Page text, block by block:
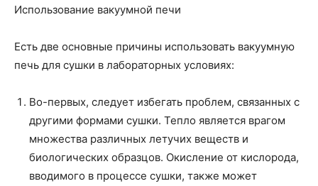
Использование вакуумной печи
Есть две основные причины использовать вакуумную
печь для сушки в лабораторных условиях:
Во-первых, следует избегать проблем, связанных с
другими формами сушки. Тепло является врагом
множества различных летучих веществ и
биологических образцов. Окисление от кислорода,
вводимого в процессе сушки, также может